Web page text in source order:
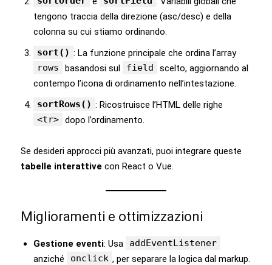
tengono traccia della direzione (asc/desc) e della
colonna su cui stiamo ordinando.
sort() : La funzione principale che ordina l’array
rows
basandosi sul field
scelto, aggiornando al
contempo l’icona di ordinamento nell’intestazione.
sortRows() : Ricostruisce l’HTML delle righe
<tr> dopo l’ordinamento.
Se desideri approcci più avanzati, puoi integrare queste
tabelle interattive con React o Vue.
Miglioramenti e ottimizzazioni
Gestione eventi: Usa
addEventListener
anziché
onclick , per separare la logica dal markup.